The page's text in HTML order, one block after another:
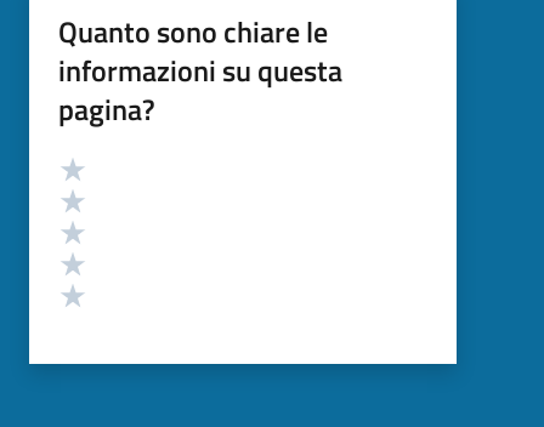
Quanto sono chiare le
informazioni su questa
pagina?
Valutazione